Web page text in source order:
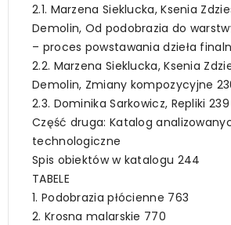
2.1. Marzena Sieklucka, Ksenia
Demolin, Od podobrazia do
– proces powstawania dzieła
2.2. Marzena Sieklucka, Ksenia
Demolin, Zmiany kompozycyjne
2.3. Dominika Sarkowicz, Repliki 239
Część druga: Katalog
technologiczne
Spis obiektów w katalogu 244
TABELE
1. Podobrazia płócienne 763
2. Krosna malarskie 770